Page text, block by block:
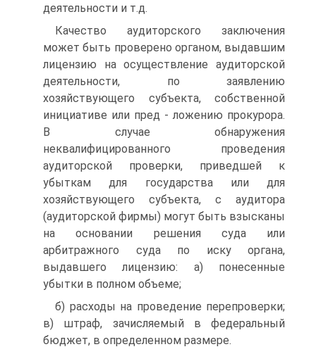
деятельности и т.д.
Качество аудиторского заключения
может быть проверено органом, выдавшим
лицензию на осуществление аудиторской
деятельности, по заявлению
хозяйствующего субъекта, собственной
инициативе или пред - ложению прокурора.
В случае обнаружения
неквалифицированного прове­дения
аудиторской проверки, приведшей к
убыткам для государства или для
хозяйствующего субъекта, с аудитора
(аудиторской фирмы) могут быть взысканы
на основании решения суда или
арбитражного суда по иску органа,
выдавшего лицензию: а) понесенные
убытки в полном объеме;
б) расходы на проведение перепроверки;
в) штраф, зачисляемый в федеральный
бюджет, в определенном размере.